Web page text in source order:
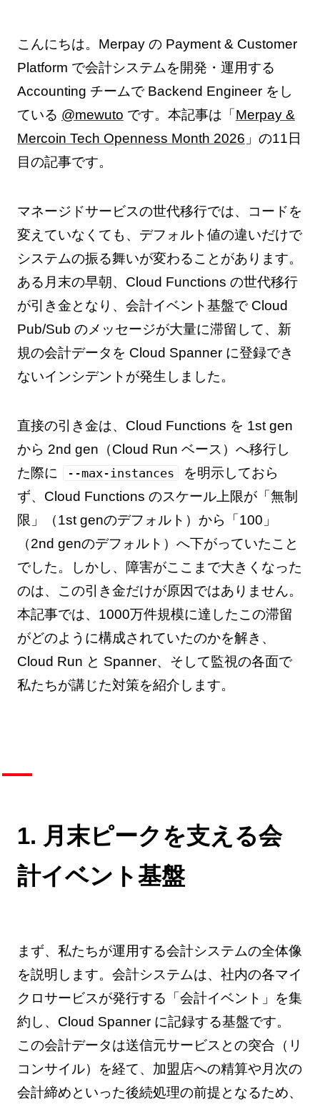
こんにちは。Merpay の Payment & Customer
Platform で会計システムを開発・運用する
Accounting チームで Backend Engineer をし
ている @mewuto です。本記事は「 Merpay &
Mercoin Tech Openness Month 2026 」の11日
目の記事です。
マネージドサービスの世代移行では、コードを
変えていなくても、デフォルト値の違いだけで
システムの振る舞いが変わることがあります。
ある月末の早朝、Cloud Functions の世代移行
が引き金となり、会計イベント基盤で Cloud
Pub/Sub のメッセージが大量に滞留して、新
規の会計データを Cloud Spanner に登録でき
ないインシデントが発生しました。
直接の引き金は、Cloud Functions を 1st gen
から 2nd gen（Cloud Run ベース）へ移行し
た際に
--max-instances
を明示しておら
ず、Cloud Functions のスケール上限が「無制
限」（1st genのデフォルト）から「100」
（2nd genのデフォルト）へ下がっていたこと
でした。しかし、障害がここまで大きくなった
のは、この引き金だけが原因ではありません。
本記事では、1000万件規模に達したこの滞留
がどのように構成されていたのかを解き、
Cloud Run と Spanner、そして監視の各面で
私たちが講じた対策を紹介します。
1. 月末ピークを支える会
計イベント基盤
まず、私たちが運用する会計システムの全体像
を説明します。会計システムは、社内の各マイ
クロサービスが発行する「会計イベント」を集
約し、Cloud Spanner に記録する基盤です。
この会計データは送信元サービスとの突合（リ
コンサイル）を経て、加盟店への精算や月次の
会計締めといった後続処理の前提となるため、